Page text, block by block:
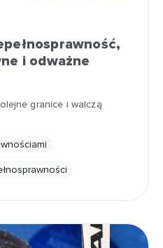
i odważne
granice i walczą